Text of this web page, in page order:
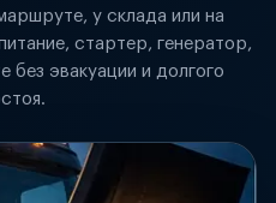
у склада или на
стартер, генератор,
без эвакуации и долгого